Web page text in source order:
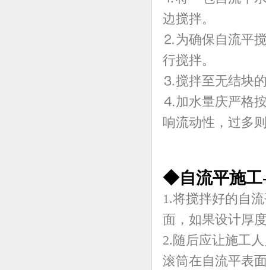
边搅拌。
⒉为确保自流平
行搅拌。
⒊搅拌至无结块
⒋加水量庆严格
响流动性，过多
◆自流平施工
1.将搅拌好的自
面，如果设计厚
2.随后应让施工
滚筒在自流平表